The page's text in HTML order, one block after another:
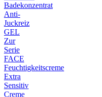
Badekonzentrat
Anti-
Juckreiz
GEL
Zur
Serie
FACE
Feuchtigkeitscreme
Extra
Sensitiv
Creme